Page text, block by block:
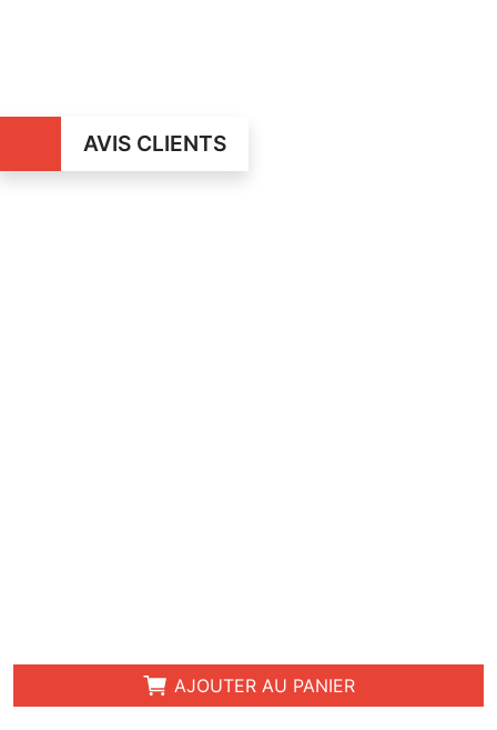
AVIS CLIENTS
AJOUTER AU PANIER